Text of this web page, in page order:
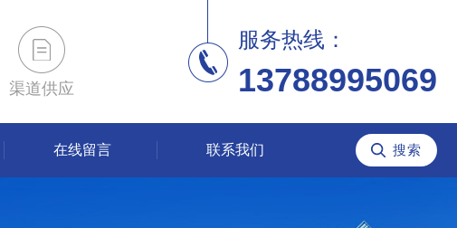
渠道供应
服务热线：
13788995069
在线留言 联系我们